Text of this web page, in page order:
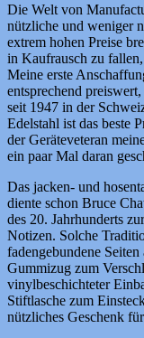
Die Welt von
nützliche und weniger
extrem hohen Preise
in Kaufrausch zu
Meine erste
entsprechend
seit 1947 in der
Edelstahl ist das beste
der Geräteveteran
ein paar Mal daran
Das jacken- und
diente schon Bruce
des 20. Jahrhunderts
Notizen. Solche
fadengebundene
Gummizug zum
vinylbeschichteter
Stiftlasche zum
nützliches Geschenk